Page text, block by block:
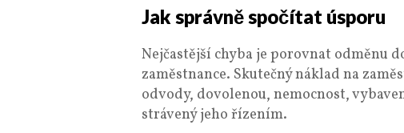
Jak správně spočítat úsporu
Nejčastější chyba je porovnat odměnu
zaměstnance. Skutečný náklad na
odvody, dovolenou, nemocnost,
strávený jeho řízením.